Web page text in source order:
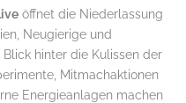
öffnet die Niederlassung
Neugierige und
hinter die Kulissen der
Mitmachaktionen
Energieanlagen machen